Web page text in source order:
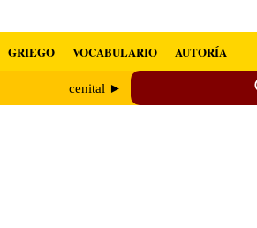
GRIEGO VOCABULARIO AUTORÍA
cenital ►